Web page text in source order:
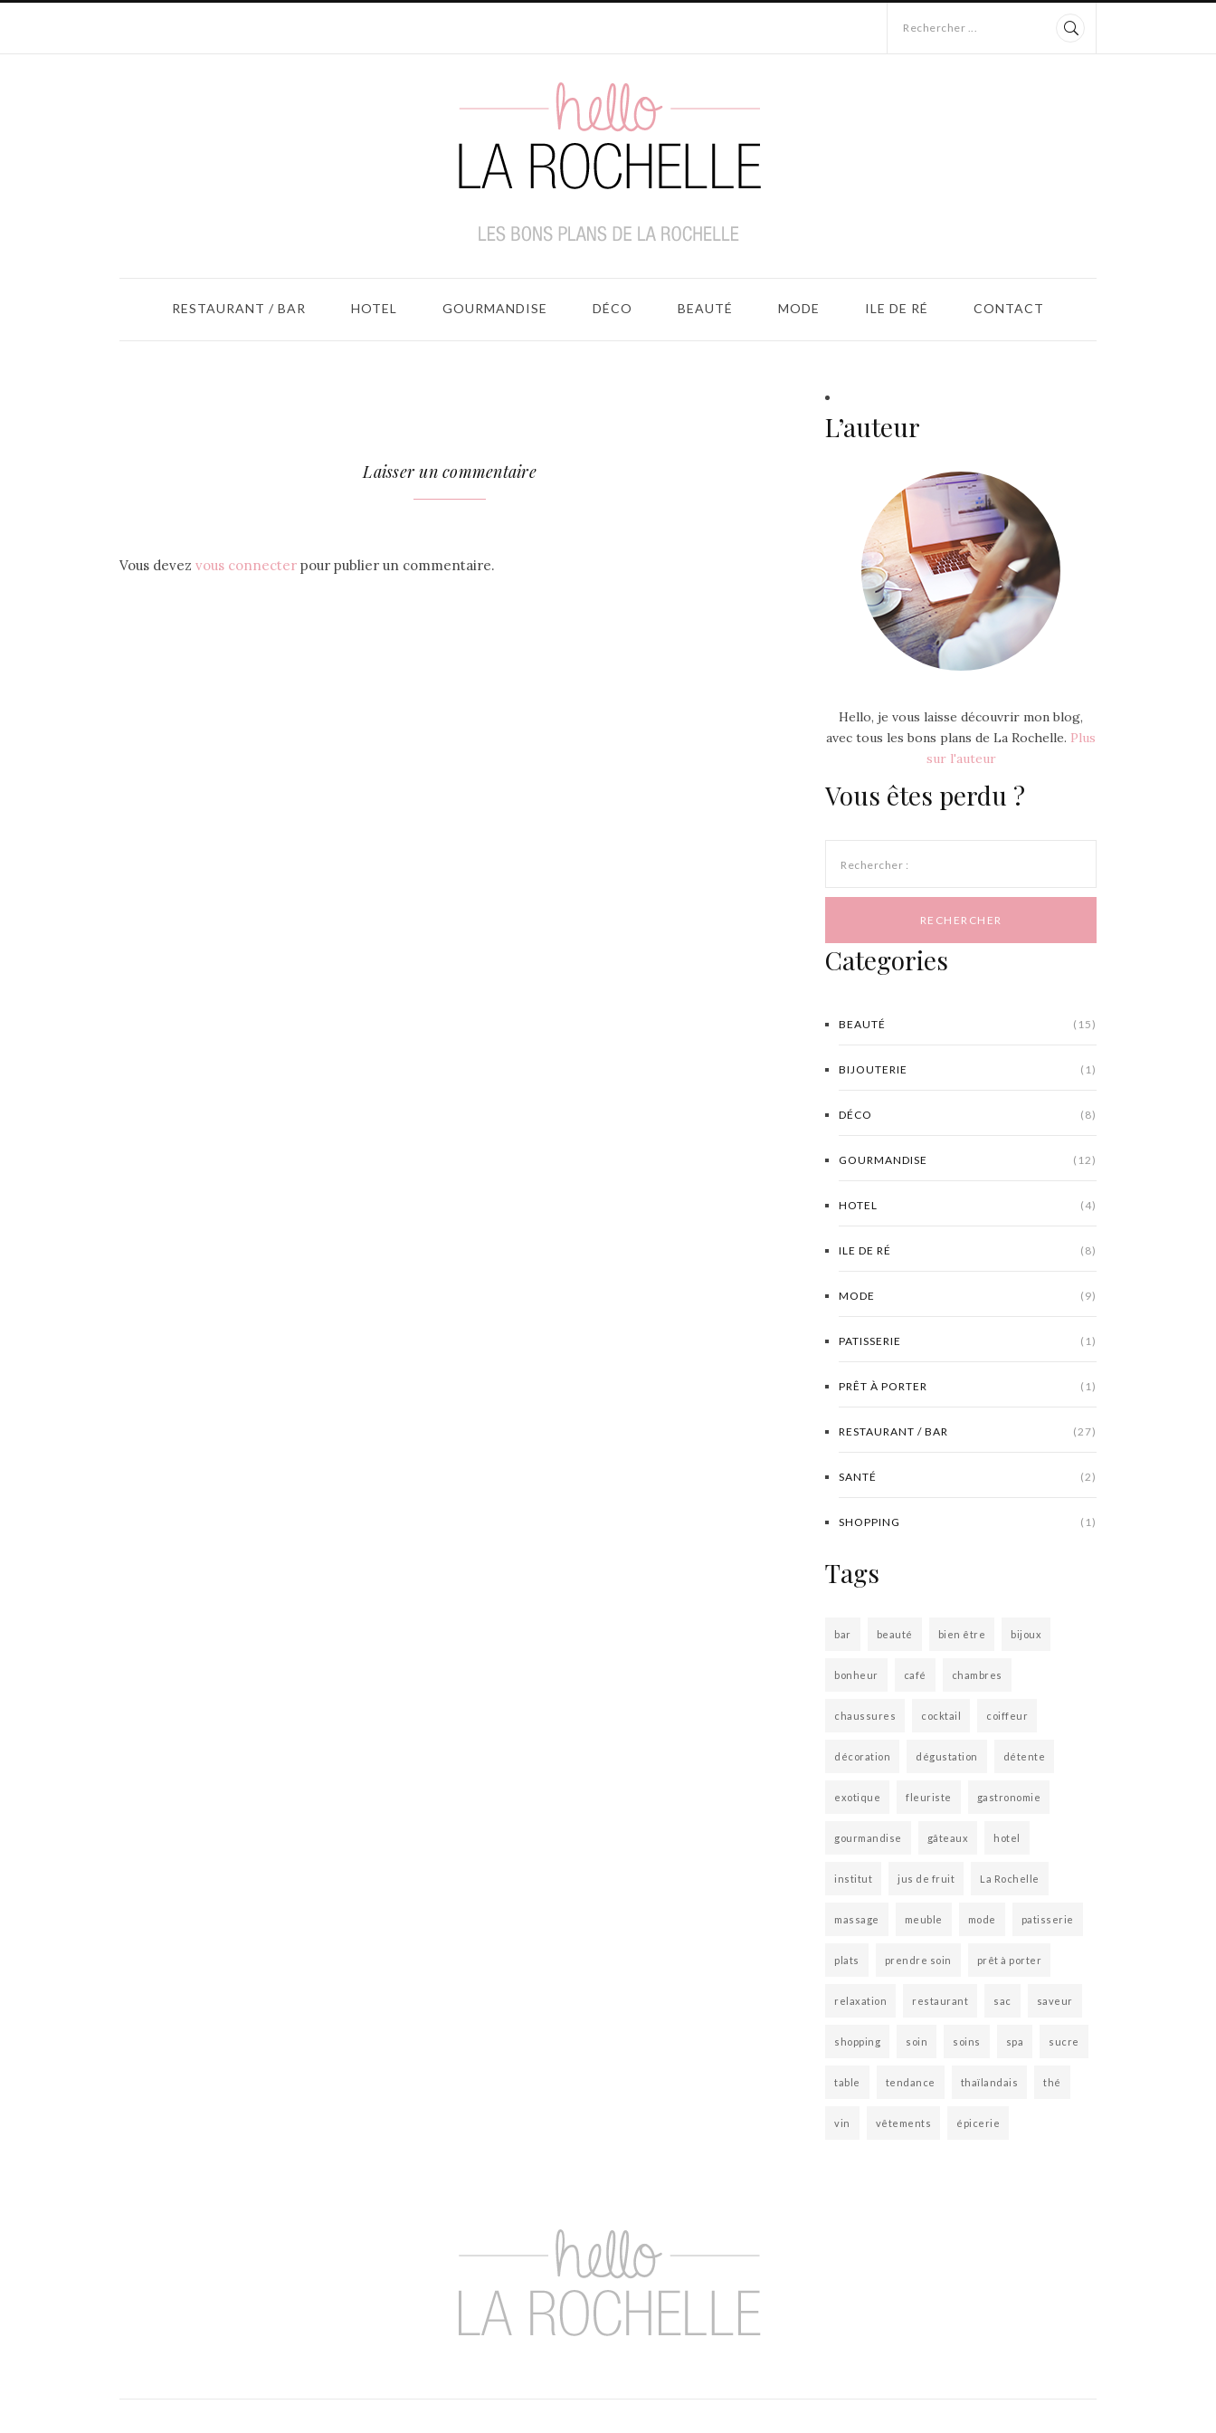
Rechercher ...
RESTAURANT / BAR HOTEL GOURMANDISE DÉCO BEAUTÉ MODE ILE DE RÉ CONTACT
Laisser un commentaire
Vous devez vous connecter pour publier un commentaire.
L’auteur
Hello, je vous laisse découvrir mon blog,
avec tous les bons plans de La Rochelle. Plus
sur l'auteur
Vous êtes perdu ?
Rechercher :
Categories
BEAUTÉ (15)
BIJOUTERIE (1)
DÉCO (8)
GOURMANDISE (12)
HOTEL (4)
ILE DE RÉ (8)
MODE (9)
PATISSERIE (1)
PRÊT À PORTER (1)
RESTAURANT / BAR (27)
SANTÉ (2)
SHOPPING (1)
Tags
bar beauté bien être bijoux
bonheur café chambres
chaussures cocktail coiffeur
décoration dégustation détente
exotique fleuriste gastronomie
gourmandise gâteaux hotel
institut jus de fruit La Rochelle
massage meuble mode patisserie
plats prendre soin prêt à porter
relaxation restaurant sac saveur
shopping soin soins spa sucre
table tendance thaïlandais thé
vin vêtements épicerie